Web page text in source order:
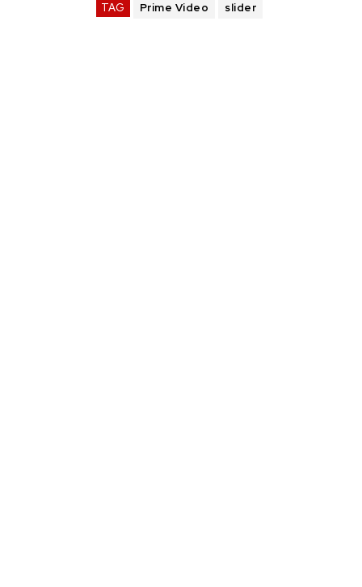
TAG Prime Video slider